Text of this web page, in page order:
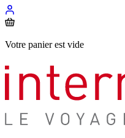
Votre panier est vide